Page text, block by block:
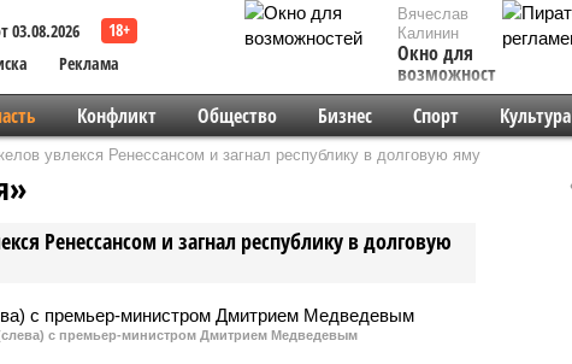
03.08.2026
Реклама
Вячеслав
Калинин
Окно для
возможностей
Конфликт Общество Бизнес Спорт Культура
увлекся Ренессансом и загнал республику в долговую яму
Ренессансом и загнал республику в долговую
с премьер-министром Дмитрием Медведевым